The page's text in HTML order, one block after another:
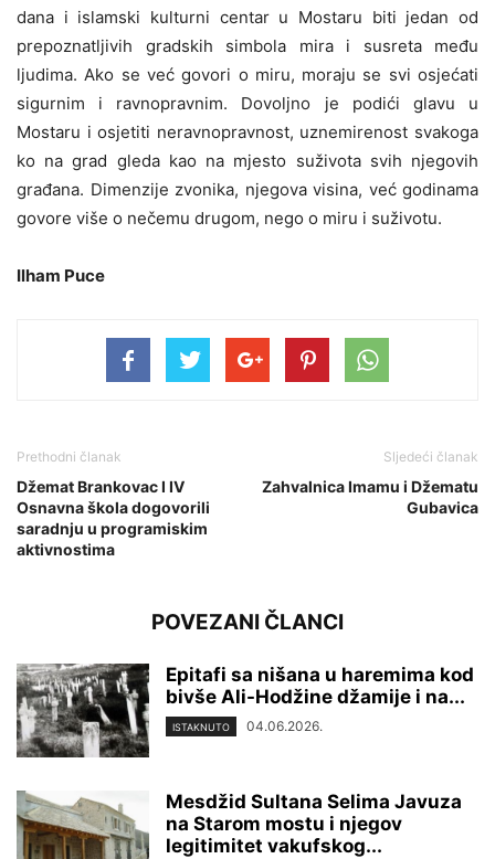
dana i islamski kulturni centar u Mostaru biti jedan od
prepoznatljivih gradskih simbola mira i susreta među
ljudima. Ako se već govori o miru, moraju se svi osjećati
sigurnim i ravnopravnim. Dovoljno je podići glavu u
Mostaru i osjetiti neravnopravnost, uznemirenost svakoga
ko na grad gleda kao na mjesto suživota svih njegovih
građana. Dimenzije zvonika, njegova visina, već godinama
govore više o nečemu drugom, nego o miru i suživotu.
Ilham Puce
Prethodni članak
Džemat Brankovac I IV
Osnavna škola dogovorili
saradnju u programiskim
aktivnostima
Sljedeći članak
Zahvalnica Imamu i Džematu
Gubavica
POVEZANI ČLANCI
Epitafi sa nišana u haremima kod
bivše Ali-Hodžine džamije i na...
ISTAKNUTO 04.06.2026.
Mesdžid Sultana Selima Javuza
na Starom mostu i njegov
legitimitet vakufskog...